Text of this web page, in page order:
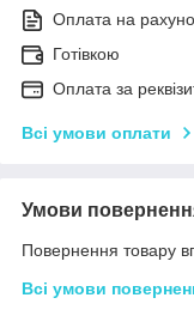
Оплата на
Готівкою
Оплата за
Всі умови оплати
Умови
Повернення товару
Всі умови